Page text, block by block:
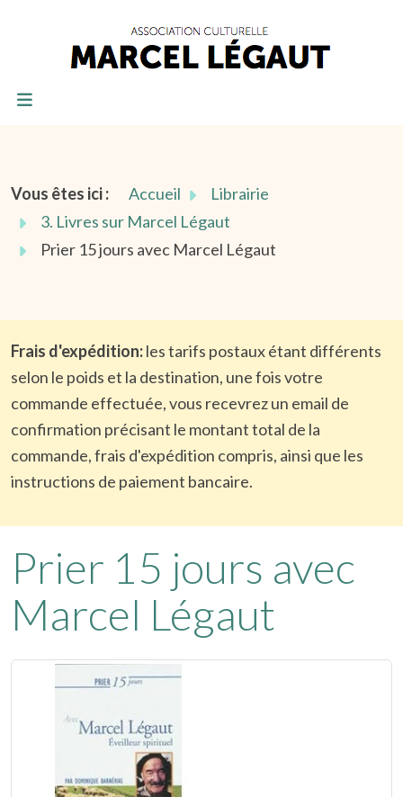
Vous êtes ici : Accueil
Librairie
3. Livres sur Marcel Légaut
Prier 15 jours avec Marcel Légaut
Frais d'expédition:les tarifs postaux étant différents
selon le poids et la destination, une fois votre
commande effectuée, vous recevrez un email de
confirmation précisant le montant total de la
commande, frais d'expédition compris, ainsi que les
instructions de paiement bancaire.
Prier 15 jours avec
Marcel Légaut